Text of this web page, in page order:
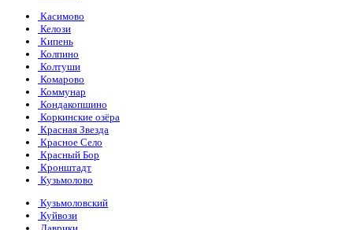
Касимово
Келози
Кипень
Колпино
Колтуши
Комарово
Коммунар
Кондакопшино
Коркинские озёра
Красная Звезда
Красное Село
Красный Бор
Кронштадт
Кузьмолово
Кузьмоловский
Куйвози